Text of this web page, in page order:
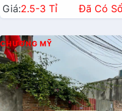
Giá:2.5-3 Tỉ Đã Có Sổ
CHƯƠNG MỸ